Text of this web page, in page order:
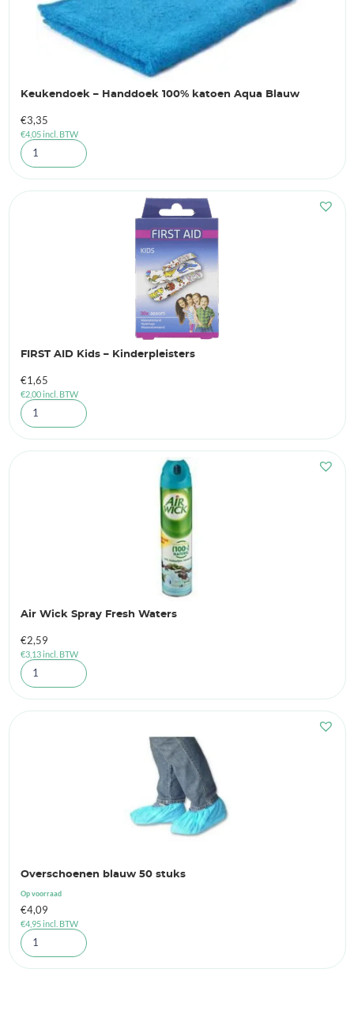
Keukendoek – Handdoek 100% katoen Aqua Blauw
€3,35
€4,05incl. BTW
FIRST AID Kids – Kinderpleisters
€1,65
€2,00incl. BTW
Air Wick Spray Fresh Waters
€2,59
€3,13incl. BTW
Overschoenen blauw 50 stuks
Op voorraad
€4,09
€4,95incl. BTW